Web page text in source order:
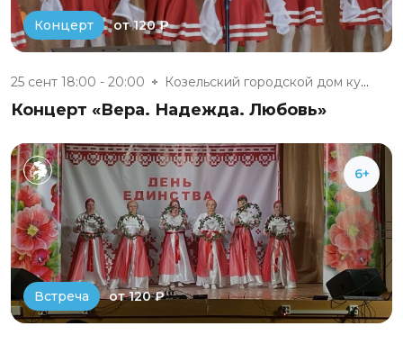
Концерт от 120 ₽
25 сент 18:00 - 20:00 Козельский городской дом культ...
Концерт «Вера. Надежда. Любовь»
6+
Встреча от 120 ₽